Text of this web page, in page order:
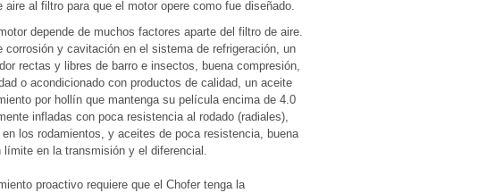
al filtro para que el motor opere como fue diseñado.
depende de muchos factores aparte del filtro de aire.
corrosión y cavitación en el sistema de refrigeración, un
rectas y libres de barro e insectos, buena compresión,
o acondicionado con productos de calidad, un aceite
por hollín que mantenga su película encima de 4.0
infladas con poca resistencia al rodado (radiales),
los rodamientos, y aceites de poca resistencia, buena
en la transmisión y el diferencial.
proactivo requiere que el Chofer tenga la